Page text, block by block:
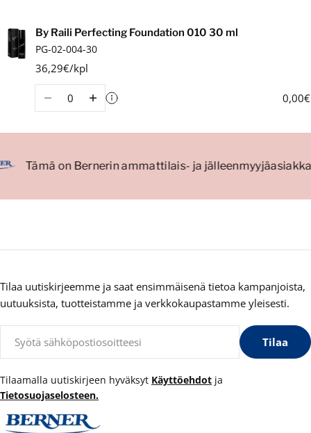
OstoskoriBy Raili Perfecting Foundation 010 30 ml
PG-02-004-30
36,29€/kpl
0,00€
Tämä on Bernerin ammattilais- ja
Tilaa uutiskirjeemme ja saat ensimmäisenä tietoa kampanjoista,
uutuuksista, tuotteistamme ja verkkokaupastamme yleisesti.
Tilaa
Tilaamalla uutiskirjeen hyväksyt Käyttöehdot ja
Tietosuojaselosteen.